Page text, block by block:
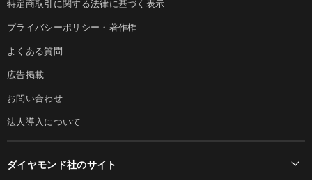
特定商取引に関する法律に基づく表示
プライバシーポリシー・著作権
よくある質問
広告掲載
お問い合わせ
法人導入について
ダイヤモンド社のサイト